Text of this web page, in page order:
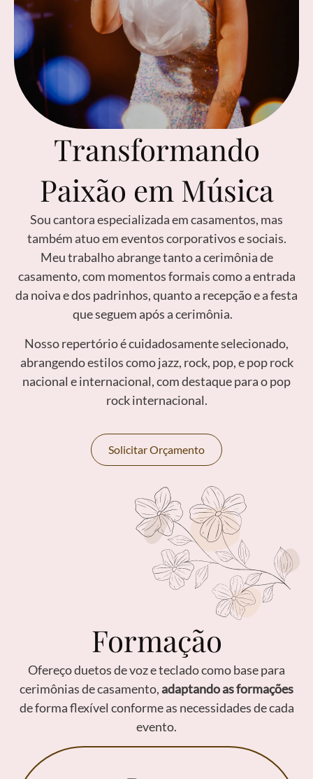
Transformando
Paixão em Música
Sou cantora especializada em casamentos, mas
também atuo em eventos corporativos e sociais.
Meu trabalho abrange tanto a cerimônia de
casamento, com momentos formais como a entrada
da noiva e dos padrinhos, quanto a recepção e a festa
que seguem após a cerimônia.
Nosso repertório é cuidadosamente selecionado,
abrangendo estilos como jazz, rock, pop, e pop rock
nacional e internacional, com destaque para o pop
rock internacional.
Solicitar Orçamento
Formação
Ofereço duetos de voz e teclado como base para
cerimônias de casamento, adaptando as formações
de forma flexível conforme as necessidades de cada
evento.